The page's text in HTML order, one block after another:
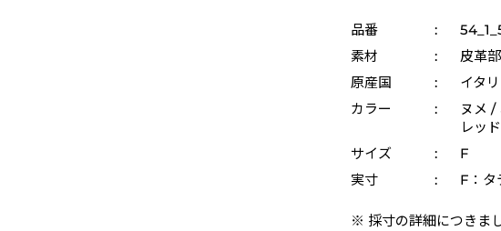
品番 :
素材
:
皮革
原産国
:
イタ
カラー
:
ヌメ /
レッ
サイズ
:
F
実寸
: F：タ
※ 採寸の詳細につきま